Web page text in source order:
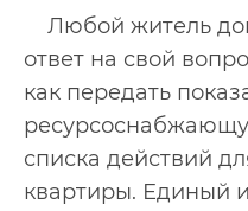
Любой житель
ответ на свой
как передать
списка действий
квартиры. Единый